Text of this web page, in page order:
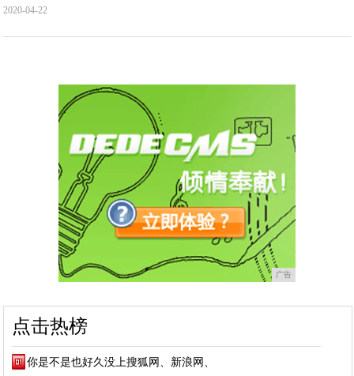
2020-04-22
广告
点击热榜
你是不是也好久没上搜狐网、新浪网、